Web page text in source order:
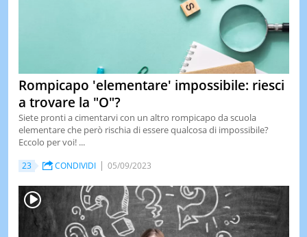
Rompicapo 'elementare' impossibile: riesci
a trovare la "O"?
Siete pronti a cimentarvi con un altro rompicapo da scuola
elementare che però rischia di essere qualcosa di impossibile?
Eccolo per voi! ...
23 CONDIVIDI 05/09/2023